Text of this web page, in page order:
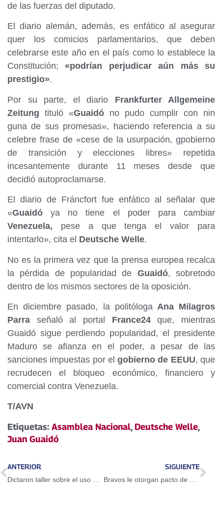
de las fuerzas del diputado.
El diario alemán, además, es enfático al asegurar
quer los comicios parlamentarios, que deben
celebrarse este año en el país como lo establece la
Constitución; «podrían perjudicar aún más su
prestigio».
Por su parte, el diario Frankfurter Allgemeine
Zeitung tituló «Guaidó no pudo cumplir con nin
guna de sus promesas», haciendo referencia a su
celebre frase de «cese de la usurpación, gpobierno
de transición y elecciones libres» repetida
incesantemente durante 11 meses desde que
decidió autoproclamarse.
El diario de Fráncfort fue enfático al señalar que
«Guaidó ya no tiene el poder para cambiar
Venezuela, pese a que tenga el valor para
intentarlo», cita el Deutsche Welle.
No es la primera vez que la prensa europea recalca
la pérdida de popularidad de Guaidó, sobretodo
dentro de los mismos sectores de la oposición.
En diciembre pasado, la politólogaAna Milagros
Parra señaló al portal France24que, mientras
Guaidó sigue perdiendo popularidad, el presidente
Maduro se afianza en el poder, a pesar de las
sanciones impuestas por elgobierno de EEUU, que
recrudecen el bloqueo económico, financiero y
comercial contra Venezuela.
T/AVN
Etiquetas: Asamblea Nacional, Deutsche Welle,
Juan Guaidó
ANTERIOR SIGUIENTE